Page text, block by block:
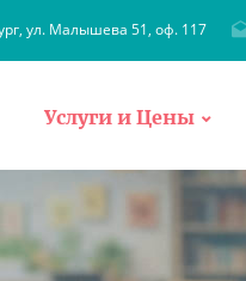
ул. Малышева 51, оф. 117
Услуги и Цены